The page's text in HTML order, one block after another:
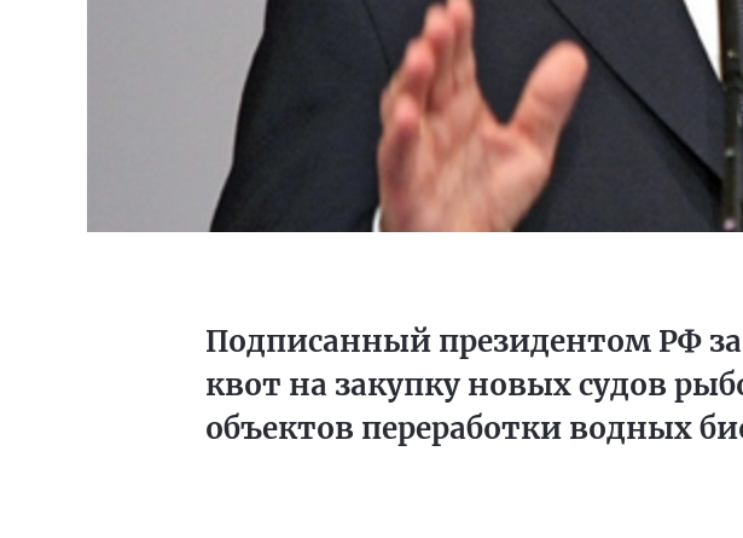
Подписанный президентом РФ
квот на закупку новых судов
объектов переработки водных